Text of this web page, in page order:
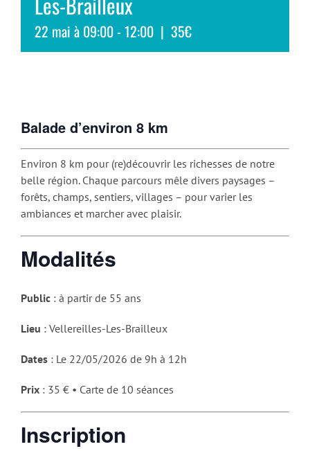
22 mai à 09:00-12:00 | 35€
Balade d’environ 8 km
Environ 8 km pour (re)découvrir les richesses de notre
belle région. Chaque parcours mêle divers paysages –
forêts, champs, sentiers, villages – pour varier les
ambiances et marcher avec plaisir.
Modalités
Public : à partir de 55 ans
Lieu : Vellereilles-Les-Brailleux
Dates : Le 22/05/2026 de 9h à 12h
Prix : 35 € • Carte de 10 séances
Inscription